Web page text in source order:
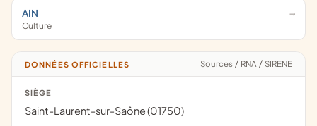
AIN
Culture
DONNÉES OFFICIELLES Sources / RNA / SIRENE
SIÈGE
Saint-Laurent-sur-Saône (01750)